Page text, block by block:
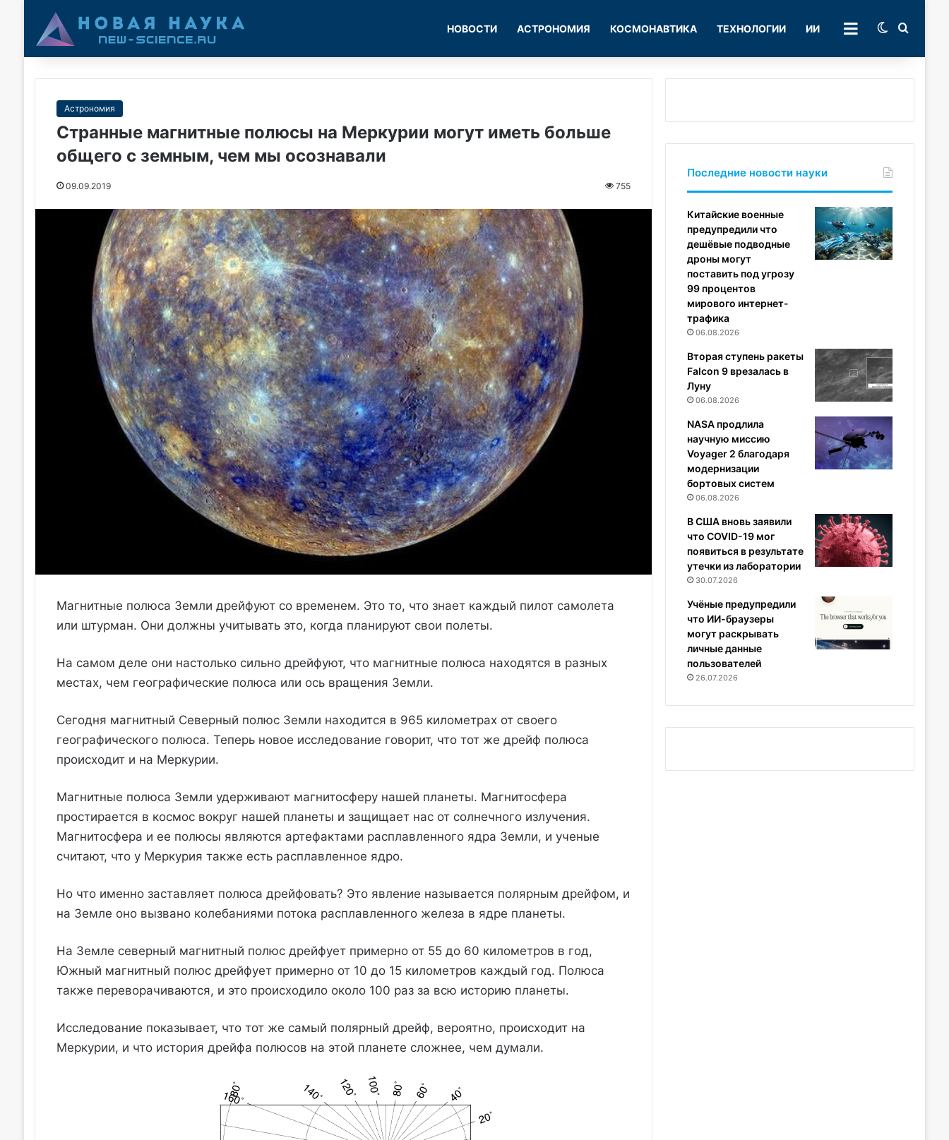
НОВОСТИ АСТРОНОМИЯ КОСМОНАВТИКА ТЕХНОЛОГИИ ИИ РУБРИКИSwitch skin
Астрономия
Странные магнитные полюсы на Меркурии могут иметь больше
общего с земным, чем мы осознавали
09.09.2019 755
Магнитные полюса Земли дрейфуют со временем. Это то, что знает каждый пилот самолета
или штурман. Они должны учитывать это, когда планируют свои полеты.
На самом деле они настолько сильно дрейфуют, что магнитные полюса находятся в разных
местах, чем географические полюса или ось вращения Земли.
Сегодня магнитный Северный полюс Земли находится в 965 километрах от своего
географического полюса. Теперь новое исследование говорит, что тот же дрейф полюса
происходит и на Меркурии.
Магнитные полюса Земли удерживают магнитосферу нашей планеты. Магнитосфера
простирается в космос вокруг нашей планеты и защищает нас от солнечного излучения.
Магнитосфера и ее полюсы являются артефактами расплавленного ядра Земли, и ученые
считают, что у Меркурия также есть расплавленное ядро.
Но что именно заставляет полюса дрейфовать? Это явление называется полярным дрейфом, и
на Земле оно вызвано колебаниями потока расплавленного железа в ядре планеты.
На Земле северный магнитный полюс дрейфует примерно от 55 до 60 километров в год,
Южный магнитный полюс дрейфует примерно от 10 до 15 километров каждый год. Полюса
также переворачиваются, и это происходило около 100 раз за всю историю планеты.
Исследование показывает, что тот же самый полярный дрейф, вероятно, происходит на
Меркурии, и что история дрейфа полюсов на этой планете сложнее, чем думали.
Последние новости науки
Китайские военные
предупредили что
дешёвые подводные
дроны могут
поставить под угрозу
99 процентов
мирового интернет-
трафика
06.08.2026
Вторая ступень ракеты
Falcon 9 врезалась в
Луну
06.08.2026
NASA продлила
научную миссию
Voyager 2 благодаря
модернизации
бортовых систем
06.08.2026
В США вновь заявили
что COVID-19 мог
появиться в результате
утечки из лаборатории
30.07.2026
Учёные предупредили
что ИИ-браузеры
могут раскрывать
личные данные
пользователей
26.07.2026